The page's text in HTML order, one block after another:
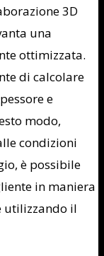
3D
una
ottimizzata.
di calcolare
e
modo,
condizioni
è possibile
in maniera
utilizzando il